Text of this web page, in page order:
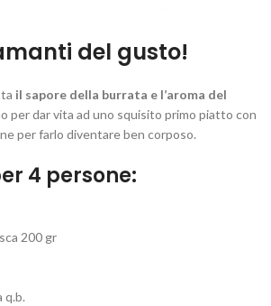
del gusto!
il sapore della burrata e l’aroma del
per dar vita ad uno squisito primo piatto con
per farlo diventare ben corposo.
4 persone:
200 gr
q.b.